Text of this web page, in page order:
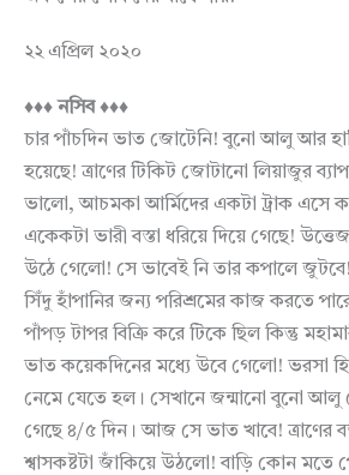
২২ এপ্রিল ২০২০
♦♦♦ নসিব ♦♦♦
চার পাঁচদিন ভাত জোটেনি! বুনো আলু আর
হয়েছে! ত্রাণের টিকিট জোটানো লিয়াজুর
ভালো, আচমকা আর্মিদের একটা ট্রাক এসে
একেকটা ভারী বস্তা ধরিয়ে দিয়ে গেছে!
উঠে গেলো! সে ভাবেই নি তার কপালে
সিঁদু হাঁপানির জন্য পরিশ্রমের কাজ করতে
পাঁপড় টাপর বিক্রি করে টিকে ছিল কিন্তু
ভাত কয়েকদিনের মধ্যে উবে গেলো! ভরসা
নেমে যেতে হল। সেখানে জন্মানো বুনো আলু
গেছে ৪/৫ দিন। আজ সে ভাত খাবে! ত্রাণের
শ্বাসকষ্টটা জাঁকিয়ে উঠলো! বাড়ি কোন মতে